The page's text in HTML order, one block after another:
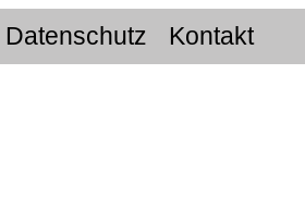
Datenschutz Kontakt